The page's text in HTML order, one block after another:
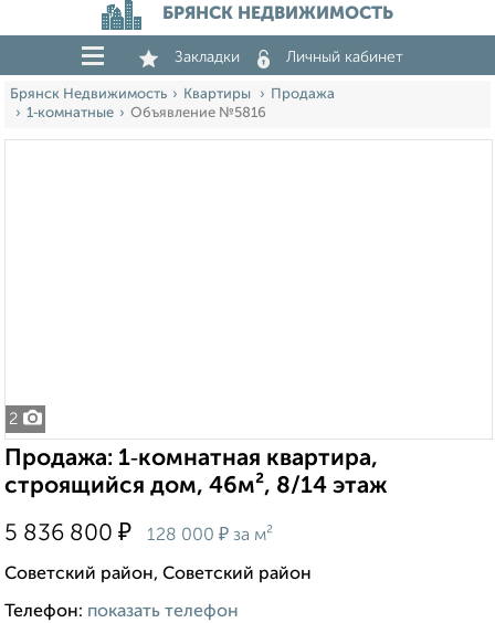
БРЯНСК НЕДВИЖИМОСТЬ
Закладки Личный кабинет
Брянск Недвижимость Квартиры
Продажа
1‑комнатные
Объявление №5816
2
Продажа: 1‑комнатная квартира,
строящийся дом, 46м², 8/14 этаж
5 836 800 ₽ 128 000 ₽ за м²
Советский район, Советский район
Телефон: показать телефон